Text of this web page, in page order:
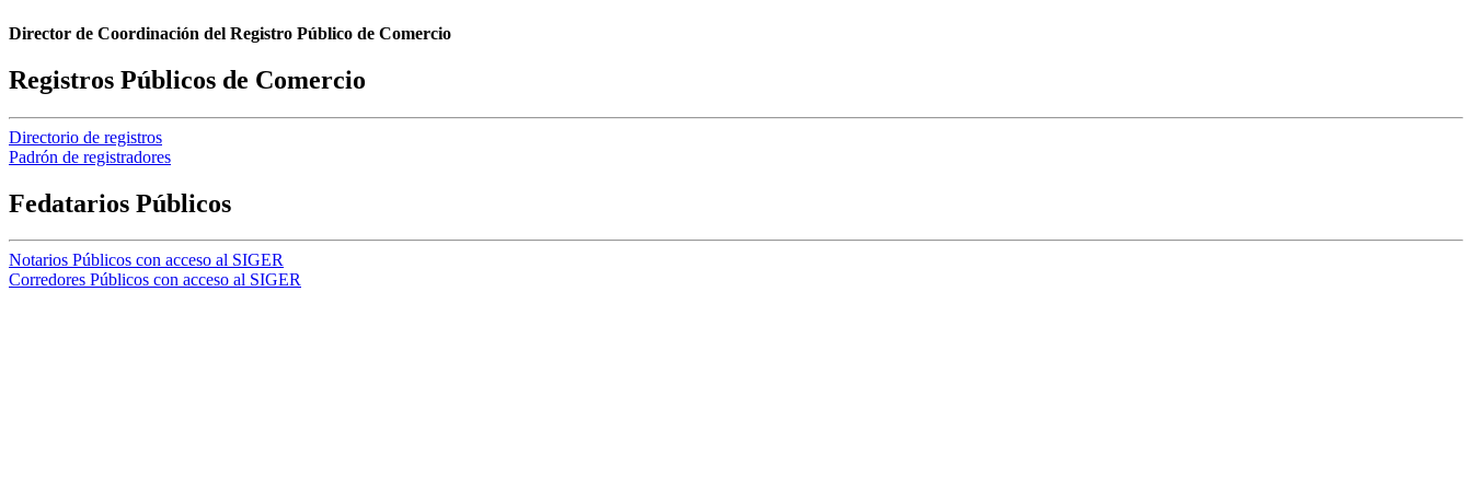
Director de Coordinación del Registro Público de Comercio
Registros Públicos de Comercio
Directorio de registros
Padrón de registradores
Fedatarios Públicos
Notarios Públicos con acceso al SIGER
Corredores Públicos con acceso al SIGER